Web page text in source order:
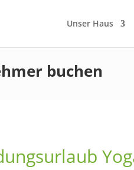
Unser Haus
buchen